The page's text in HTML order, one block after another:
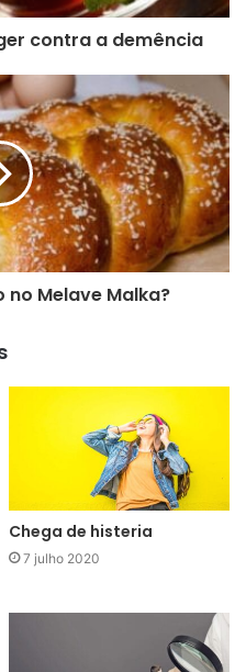
contra a demência
Melave Malka?
Chega de histeria
7 julho 2020